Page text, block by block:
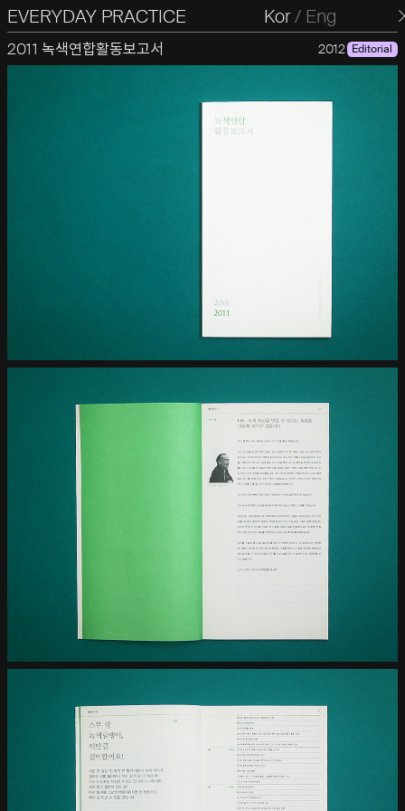
EVERYDAY PRACTICE
일상의실천 Kor/ Eng
2011 녹색연합활동보고서 2012 Editorial